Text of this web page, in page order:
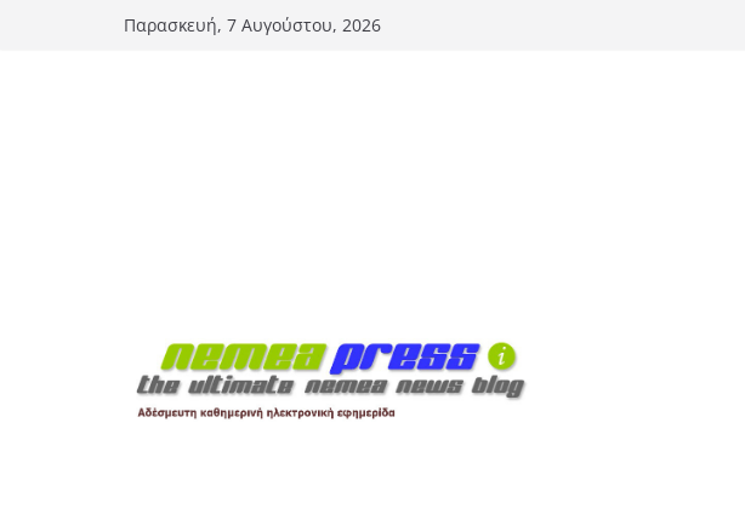
Παρασκευή, 7 Αυγούστου, 2026